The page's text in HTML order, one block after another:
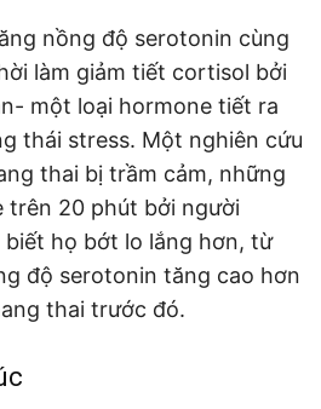
nồng độ serotonin cùng
làm giảm tiết cortisol bởi
một loại hormone tiết ra
thái stress. Một nghiên cứu
thai bị trầm cảm, những
trên 20 phút bởi người
họ bớt lo lắng hơn, từ
độ serotonin tăng cao hơn
thai trước đó.